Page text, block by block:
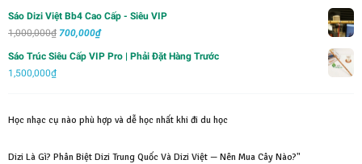
2,000,000₫.
hiện
tại
1,500,000₫.
Sáo Dizi Việt Bb4 Cao Cấp - Siêu VIP
1,000,000₫ Giá
700,000₫Giá
Sáo Trúc Siêu Cấp VIP Pro | Phải Đặt Hàng Trước
1,500,000₫
Học nhạc cụ nào phù hợp và dễ học nhất khi đi du học
Dizi Là Gì? Phân Biệt Dizi Trung Quốc Và Dizi Việt — Nên Mua Cây Nào?"